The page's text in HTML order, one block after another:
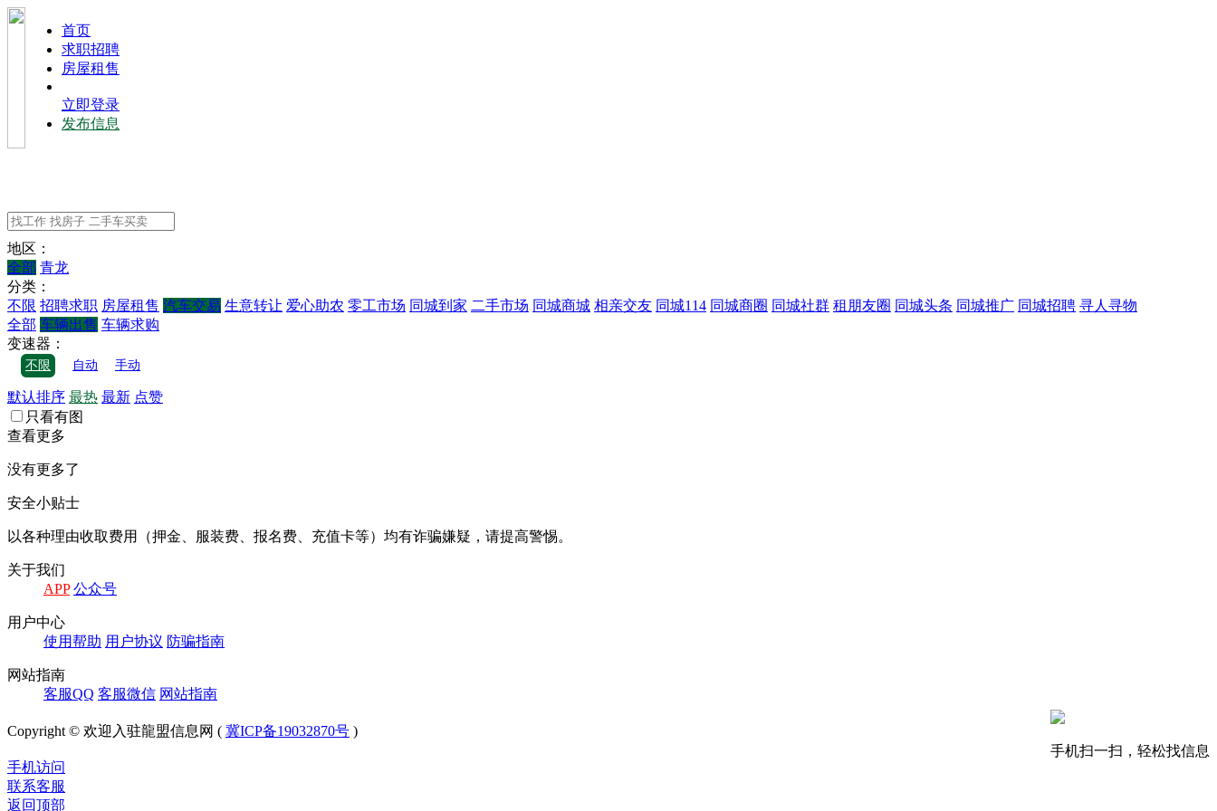
⾸⻚
求职招聘
房屋租售
立即登录
发布信息
地区：
全部 青龙
分类：
不限 招聘求职 房屋租售 汽车交易 生意转让 爱心助农 零工市场 同城到家 二手市场 同城商城 相亲交友 同城114 同城商圈 同城社群 租朋友圈 同城头条 同城推广 同城招聘 寻人寻物
全部 车辆出售 车辆求购
变速器：
不限 自动 手动
默认排序 最热 最新 点赞
只看有图
查看更多
没有更多了
安全小贴士
以各种理由收取费⽤（押⾦、服装费、报名费、充值卡等）均有诈骗嫌疑，请提⾼警惕。
关于我们
APP 公众号
⽤户中⼼
使⽤帮助 ⽤户协议 防骗指南
⽹站指南
客服QQ 客服微信 ⽹站指南
手机扫一扫，轻松找信息
Copyright © 欢迎入驻龍盟信息网 ( 冀ICP备19032870号 )
手机访问
联系客服
返回顶部